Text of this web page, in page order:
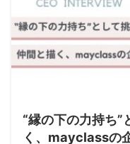
“縁の下の力持ち
く、mayclassの